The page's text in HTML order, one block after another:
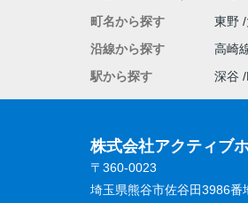
町名から探す
東野
沿線から探す
高崎
駅から探す
深谷
株式会社アクティブ
〒360-0023
埼玉県熊谷市佐谷田3986番